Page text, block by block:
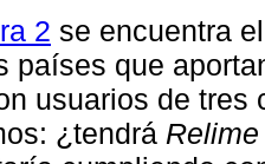
2 se encuentra
países que
usuarios de tres
¿tendrá Relime